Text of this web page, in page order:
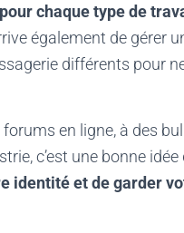
chaque type de
également de gérer
différents pour
en ligne, à des
c’est une bonne
identité et de garder